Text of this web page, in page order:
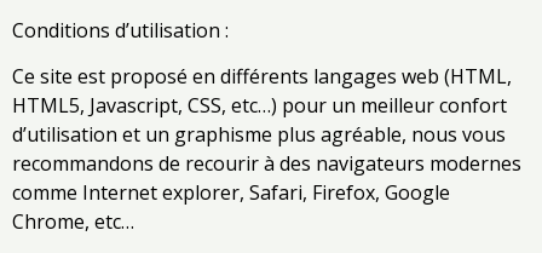
Conditions d’utilisation :
Ce site est proposé en différents langages web (HTML,
HTML5, Javascript, CSS, etc…) pour un meilleur confort
d’utilisation et un graphisme plus agréable, nous vous
recommandons de recourir à des navigateurs modernes
comme Internet explorer, Safari, Firefox, Google
Chrome, etc…